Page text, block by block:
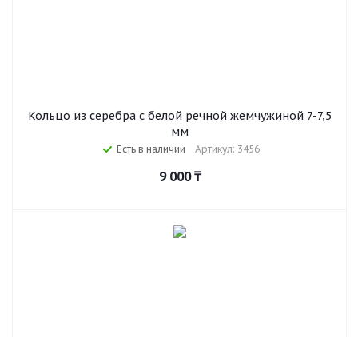
Кольцо из серебра с белой речной жемчужиной 7-7,5
мм
Есть в наличии Артикул: 3456
9 000₸